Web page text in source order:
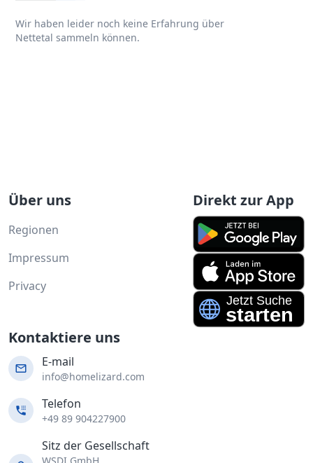
Wir haben leider noch keine Erfahrung über
Nettetal sammeln können.
Über uns
Regionen
Impressum
Privacy
Direkt zur App
Kontaktiere uns
E-mail
info@homelizard.com
Telefon
+49 89 904227900
Sitz der Gesellschaft